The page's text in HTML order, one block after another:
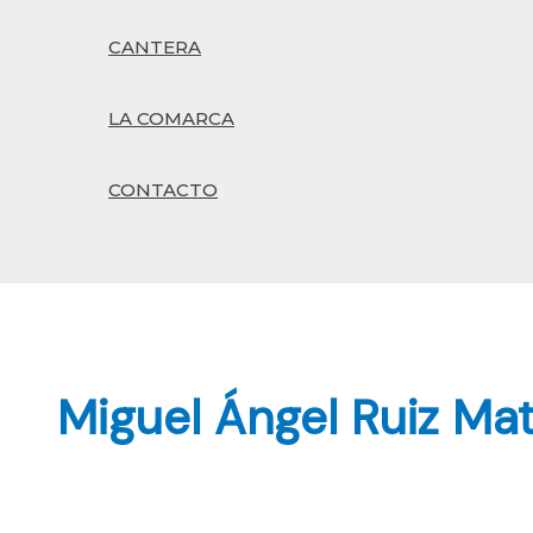
CANTERA
LA COMARCA
CONTACTO
Miguel Ángel Ruiz